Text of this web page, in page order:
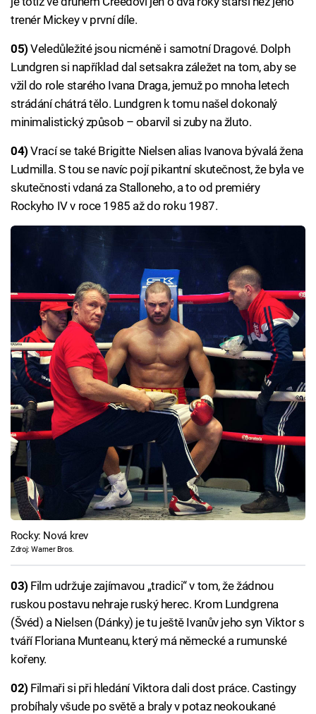
trenér Mickey v první díle.
05)Veledůležité jsou nicméně i samotní Dragové. Dolph
Lundgren si například dal setsakra záležet na tom, aby se
vžil do role starého Ivana Draga, jemuž po mnoha letech
strádání chátrá tělo. Lundgren k tomu našel dokonalý
minimalistický způsob – obarvil si zuby na žluto.
04)Vrací se také Brigitte Nielsen alias Ivanova bývalá žena
Ludmilla. S tou se navíc pojí pikantní skutečnost, že byla ve
skutečnosti vdaná za Stalloneho, a to od premiéry
Rockyho IV v roce 1985 až do roku 1987.
Rocky: Nová krev
Zdroj: Warner Bros.
03) Film udržuje zajímavou „tradici“ v tom, že žádnou
ruskou postavu nehraje ruský herec. Krom Lundgrena
(Švéd) a Nielsen (Dánky) je tu ještě Ivanův jeho syn Viktor s
tváří Floriana Munteanu, který má německé a rumunské
kořeny.
02) Filmaři si při hledání Viktora dali dost práce. Castingy
probíhaly všude po světě a braly v potaz neokoukané